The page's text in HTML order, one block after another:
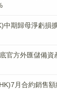
中期歸母淨虧損
官方外匯儲備資
月合約銷售